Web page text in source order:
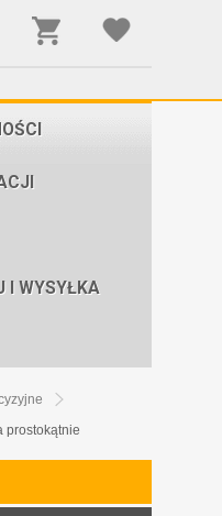
I WYSYŁKA
prostokątnie